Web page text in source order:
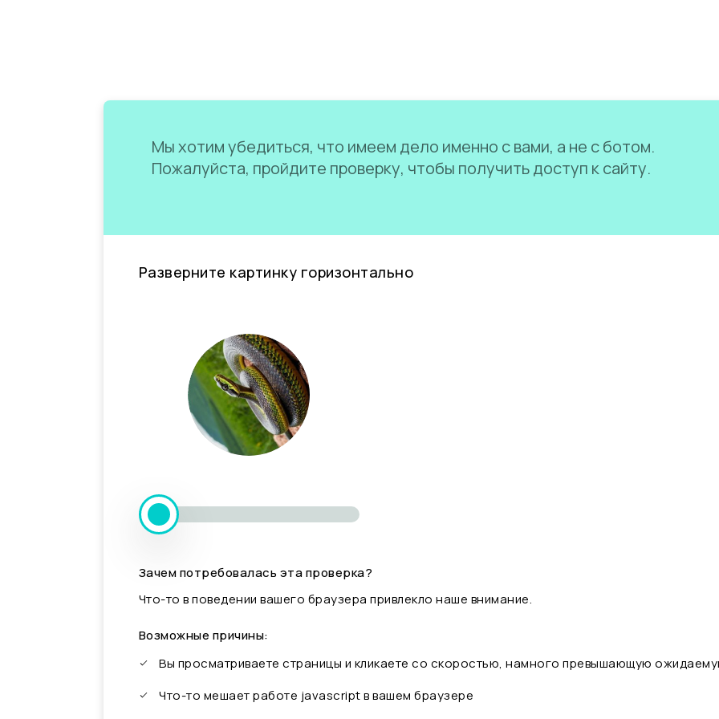
Мы хотим убедиться, что имеем дело именно с вами, а не с ботом.
Пожалуйста, пройдите проверку, чтобы получить доступ к сайту.
Разверните картинку горизонтально
Зачем потребовалась эта проверка?
Что-то в поведении вашего браузера привлекло наше внимание.
Возможные причины:
Вы просматриваете страницы и кликаете со скоростью, намного превышающую
Что-то мешает работе javascript в вашем браузере